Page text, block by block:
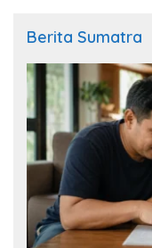
Berita Sumatra